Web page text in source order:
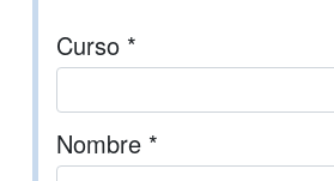
Curso *
Nombre *